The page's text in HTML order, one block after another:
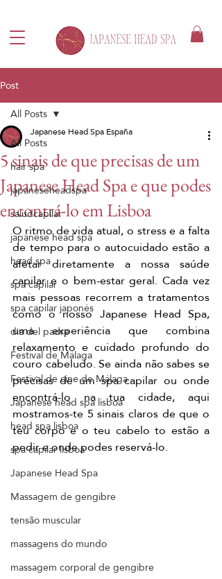
Post
All Posts
hair spa
japaneseheadspa
saludcapilar
japanese head spa
head spa
spa capilar
spa capilar japonés
dia del padre
Festival de Málaga
Festival de cine de Málaga
Japanese head spa lisboa
head spa lisboa
spa capilar lisboa
Japanese Head Spa
Massagem de gengibre
tensão muscular
massagens do mundo
massagem corporal de gengibre
All Posts
5 sinais de que precisas de um
Japanese Head Spa e que podes
encontrá-lo em Lisboa
Japanese Head Spa España
O ritmo de vida atual, o stress e a falta
de tempo para o autocuidado estão a
afetar diretamente a nossa saúde
capilar e o bem-estar geral. Cada vez
mais pessoas recorrem a tratamentos
como o nosso Japanese Head Spa,
uma experiência que combina
relaxamento e cuidado profundo do
couro cabeludo. Se ainda não sabes se
precisas de um spa capilar ou onde
encontrá-lo na tua cidade, aqui
mostramos-te 5 sinais claros de que o
teu corpo e o teu cabelo to estão a
pedir e onde podes reservá-lo.